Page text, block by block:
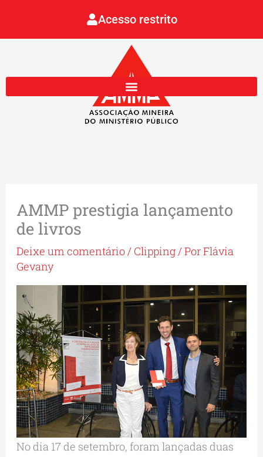
Acesso restrito
AMMP prestigia lançamento
de livros
Deixe um comentário/ Clipping/ PorFlávia
Gevany
No dia 17 de setembro, foram lançadas duas